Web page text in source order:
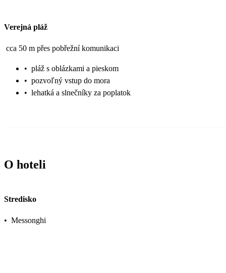
Verejná pláž
cca 50 m přes pobřežní komunikaci
• pláž s oblázkami a pieskom
• pozvoľný vstup do mora
• lehatká a slnečníky za poplatok
O hoteli
Stredisko
• Messonghi